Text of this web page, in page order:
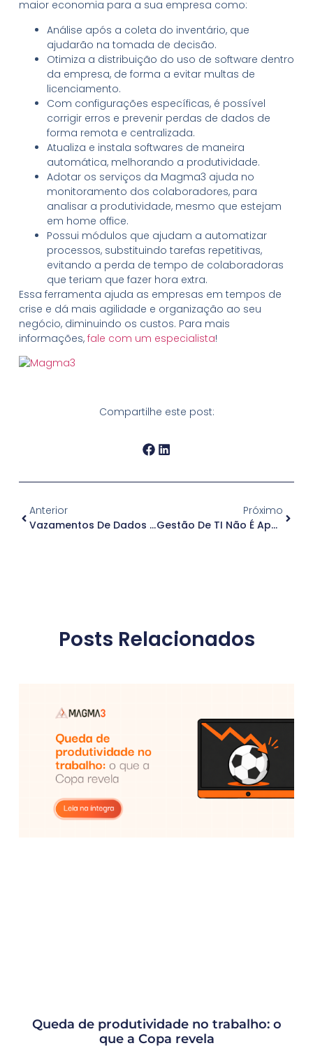
maior economia para a sua empresa como:
Análise após a coleta do inventário, que
ajudarão na tomada de decisão.
Otimiza a distribuição do uso de software dentro
da empresa, de forma a evitar multas de
licenciamento.
Com configurações específicas, é possível
corrigir erros e prevenir perdas de dados de
forma remota e centralizada.
Atualiza e instala softwares de maneira
automática, melhorando a produtividade.
Adotar os serviços da Magma3 ajuda no
monitoramento dos colaboradores, para
analisar a produtividade, mesmo que estejam
em home office.
Possui módulos que ajudam a automatizar
processos, substituindo tarefas repetitivas,
evitando a perda de tempo de colaboradoras
que teriam que fazer hora extra.
Essa ferramenta ajuda as empresas em tempos de
crise e dá mais agilidade e organização ao seu
negócio, diminuindo os custos. Para mais
informações, fale com um especialista!
Compartilhe este post:
Anterior
Vazamentos De Dados E Quebra De Senha
Próximo
Gestão De TI Não É Apenas Para Grandes Empresas
Posts Relacionados
Queda de produtividade no trabalho: o
que a Copa revela